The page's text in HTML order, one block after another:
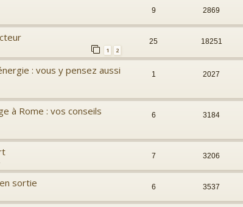
9 2869
1 2
25 18251
: vous y pensez aussi
1 2027
à Rome : vos conseils
6 3184
7 3206
sortie 6 3537